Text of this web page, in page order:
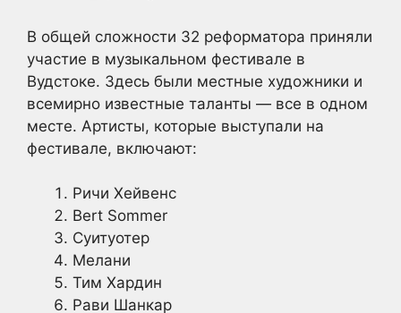
В общей сложности 32 реформатора приняли
участие в музыкальном фестивале в
Вудстоке. Здесь были местные художники и
всемирно известные таланты — все в одном
месте. Артисты, которые выступали на
фестивале, включают:
Ричи Хейвенс
Bert Sommer
Суитуотер
Мелани
Тим Хардин
Рави Шанкар